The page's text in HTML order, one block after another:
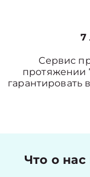
7
Сервис
протяжении
гарантировать
Что о